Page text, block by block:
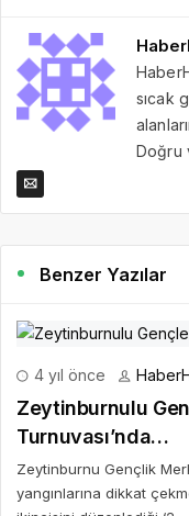
sıcak
Doğru
Benzer Yazılar
4 yıl önce
Zeytinburnulu
Turnuvası’nda…
Zeytinburnu Gençlik
yangınlarına dikkat